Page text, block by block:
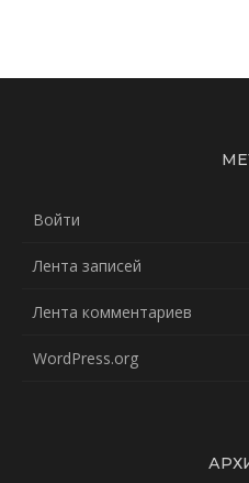
Войти
Лента записей
Лента комментариев
WordPress.org